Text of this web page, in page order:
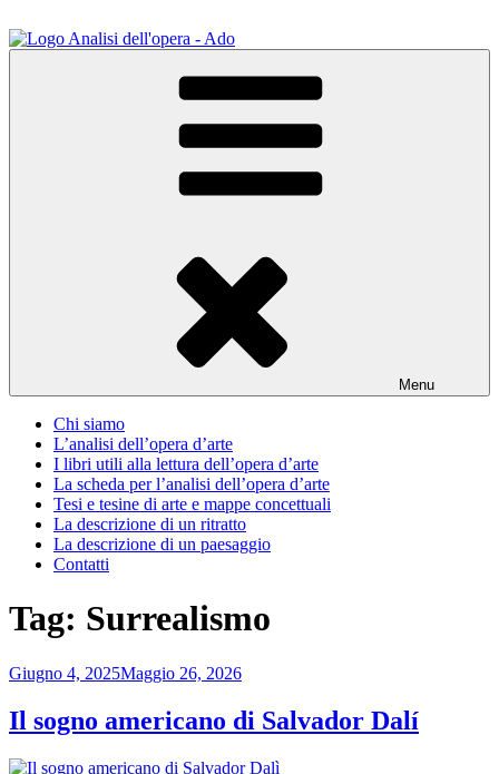
al
contenuto
Osservare le opere d'arte per capirle e imparare ad amarle
Menu
Chi siamo
L’analisi dell’opera d’arte
I libri utili alla lettura dell’opera d’arte
La scheda per l’analisi dell’opera d’arte
Tesi e tesine di arte e mappe concettuali
La descrizione di un ritratto
La descrizione di un paesaggio
Contatti
Tag: Surrealismo
Pubblicato
Giugno 4, 2025Maggio 26, 2026
Il sogno americano di Salvador Dalí